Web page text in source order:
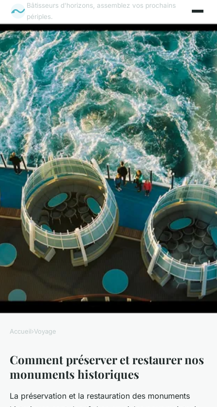
Bâtisseurs d'horizons, assemblez vos prochains
périples.
VOYAGE
Comment préserver et
restaurer nos monuments
historiques
Accueil›Voyage
Comment préserver et restaurer nos
monuments historiques
La préservation et la restauration des monuments